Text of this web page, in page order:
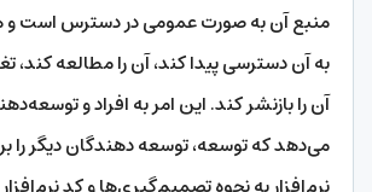
منبع آن به صورت عمومی در دسترس است و
به آن دسترسی پیدا کند، آن را مطالعه کند،
آن را بازنشر کند. این امر به افراد و
می‌دهد که توسعه، توسعه دهندگان دیگر را